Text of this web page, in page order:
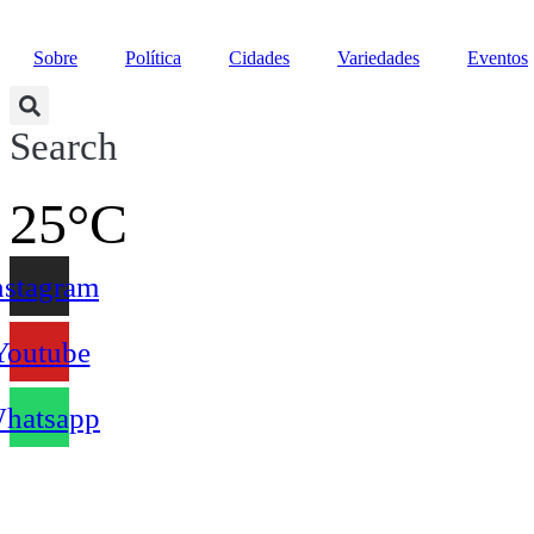
Sobre Política Cidades Variedades Eventos
Search
25°C